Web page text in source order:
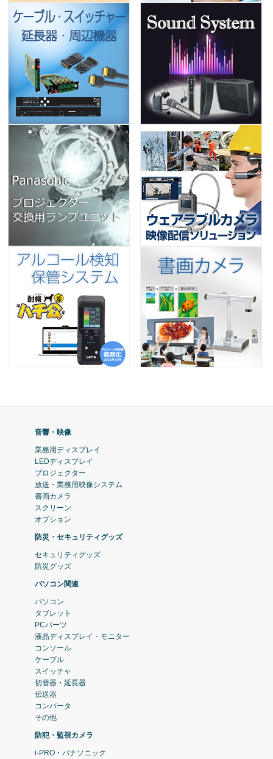
音響・映像
業務用ディスプレイ
LEDディスプレイ
プロジェクター
放送・業務用映像システム
書画カメラ
スクリーン
オプション
防災・セキュリティグッズ
セキュリティグッズ
防災グッズ
パソコン関連
パソコン
タブレット
PCパーツ
液晶ディスプレイ・モニター
コンソール
ケーブル
スイッチャ
切替器・延長器
伝送器
コンバータ
その他
防犯・監視カメラ
i-PRO・パナソニック